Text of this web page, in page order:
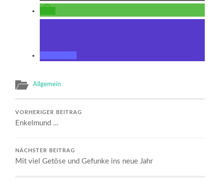
Allgemein
VORHERIGER BEITRAG
Enkelmund …
NÄCHSTER BEITRAG
Mit viel Getöse und Gefunke ins neue Jahr